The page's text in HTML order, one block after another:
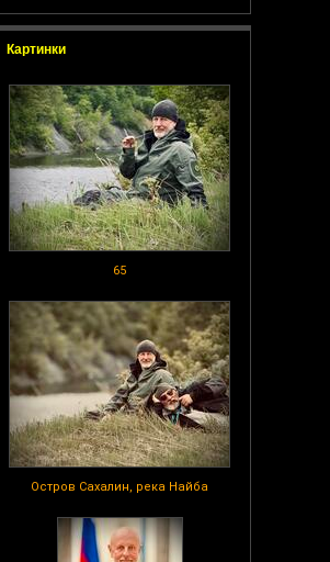
Картинки
65
Остров Сахалин, река Найба